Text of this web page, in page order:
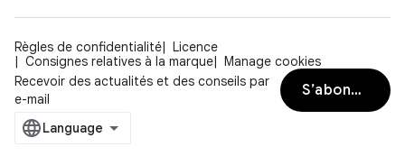
Règles de confidentialité
Licence
Consignes relatives à la marque
Manage cookies
Recevoir des actualités et des conseils par
e-mail
S’abonner